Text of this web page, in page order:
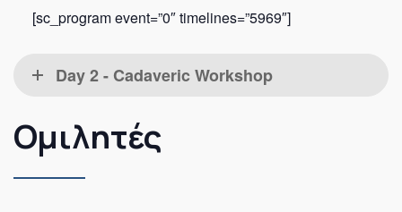
[sc_program event=”0″ timelines=”5969″]
Day 2 - Cadaveric Workshop
Ομιλητές